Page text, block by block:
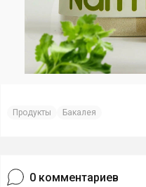
Продукты Бакалея
0 комментариев